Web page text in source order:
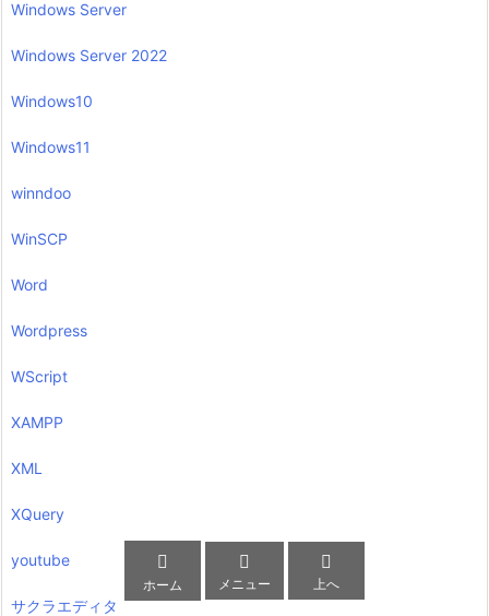
Windows Server
Windows Server 2022
Windows10
Windows11
winndoo
WinSCP
Word
Wordpress
WScript
XAMPP
XML
XQuery
youtube
サクラエディタ

ホーム

メニュー

上へ